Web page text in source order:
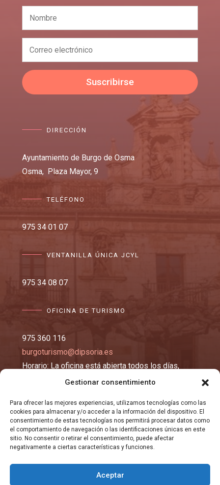
Gestionar consentimiento
Para ofrecer las mejores experiencias, utilizamos tecnologías como las
cookies para almacenar y/o acceder a la información del dispositivo. El
consentimiento de estas tecnologías nos permitirá procesar datos como
el comportamiento de navegación o las identificaciones únicas en este
sitio. No consentir o retirar el consentimiento, puede afectar
negativamente a ciertas características y funciones.
Aceptar
Suscribirse
DIRECCIÓN
Ayuntamiento de Burgo de Osma
Osma, Plaza Mayor, 9
TELÉFONO
975 34 01 07
VENTANILLA ÚNICA JCYL
975 34 08 07
OFICINA DE TURISMO
975 360 116
burgoturismo@dipsoria.es
Horario: La oficina está abierta todos los días,
excepto los lunes y martes, de 10:00 a 14:00 y de
EMAIL
registro@burgosma.es